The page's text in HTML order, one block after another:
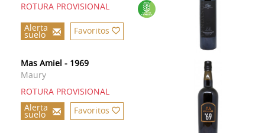
ROTURA PROVISIONAL
Alerta
suelo Favoritos
Mas Amiel - 1969
Maury
ROTURA PROVISIONAL
Alerta
suelo Favoritos